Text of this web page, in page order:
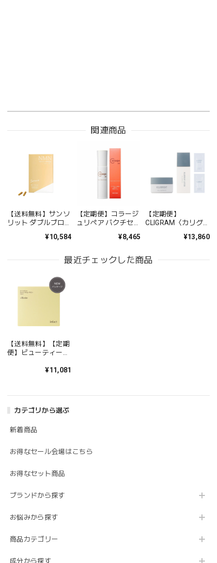
カテゴリから選ぶ
新着商品
お得なセール会場はこちら
お得なセット商品
ブランドから探す
お悩みから探す
商品カテゴリー
成分から探す
関連商品
【送料無料】サンソ
リット ダブルブロッ
¥10,584
【定期便】コラージ
ュリペア バクチセラ
¥8,465
【定期便】
CLIGRAM〈カリグ
ットブライトケアラ
¥13,860
最近チェックした商品
【送料無料】【定期
便】ビューティーエ
（約2か月分）¥11,081